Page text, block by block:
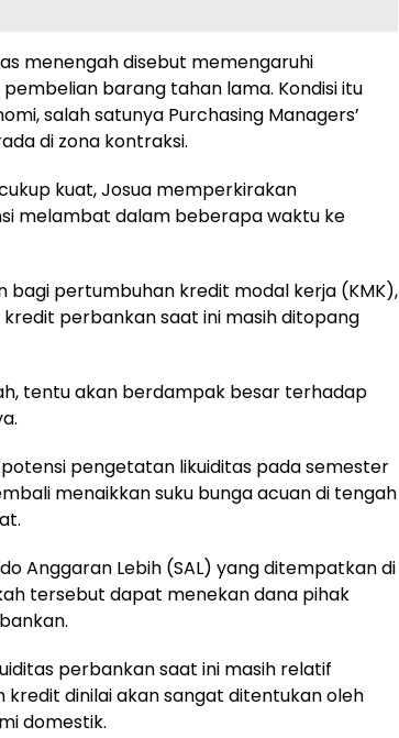
menengah disebut memengaruhi
barang tahan lama. Kondisi itu
salah satunya Purchasing Managers’
di zona kontraksi.
kuat, Josua memperkirakan
melambat dalam beberapa waktu ke
bagi pertumbuhan kredit modal kerja (KMK),
perbankan saat ini masih ditopang
tentu akan berdampak besar terhadap
pengetatan likuiditas pada semester
menaikkan suku bunga acuan di tengah
Anggaran Lebih (SAL) yang ditempatkan di
tersebut dapat menekan dana pihak
perbankan saat ini masih relatif
dinilai akan sangat ditentukan oleh
domestik.